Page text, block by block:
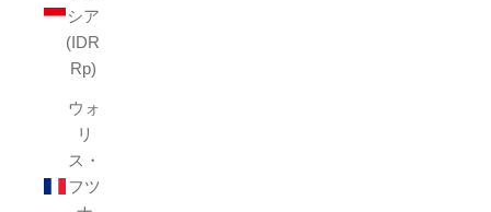
シア
(IDR
Rp)
ウォ
リ
ス・
フツ